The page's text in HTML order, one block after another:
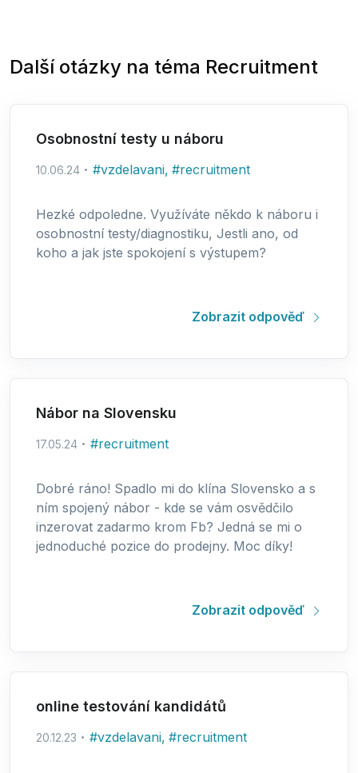
Další otázky na téma Recruitment
Osobnostní testy u náboru
10.06.24 #vzdelavani, #recruitment
Hezké odpoledne. Využíváte někdo k náboru i
osobnostní testy/diagnostiku, Jestli ano, od
koho a jak jste spokojení s výstupem?
Zobrazit odpověď
Nábor na Slovensku
17.05.24 #recruitment
Dobré ráno! Spadlo mi do klína Slovensko a s
ním spojený nábor - kde se vám osvědčilo
inzerovat zadarmo krom Fb? Jedná se mi o
jednoduché pozice do prodejny. Moc díky!
Zobrazit odpověď
online testování kandidátů
20.12.23 #vzdelavani, #recruitment